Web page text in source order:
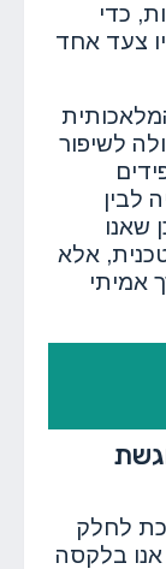
כדי
צעד אחד
לשיפור
לבין
שאנו
אלא
אמיתי
לחלק
אנו בלקסה